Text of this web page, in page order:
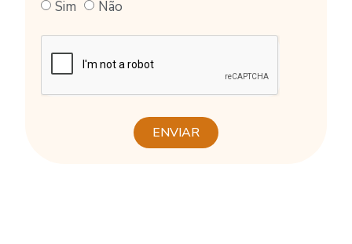
Sim
Não
ENVIAR